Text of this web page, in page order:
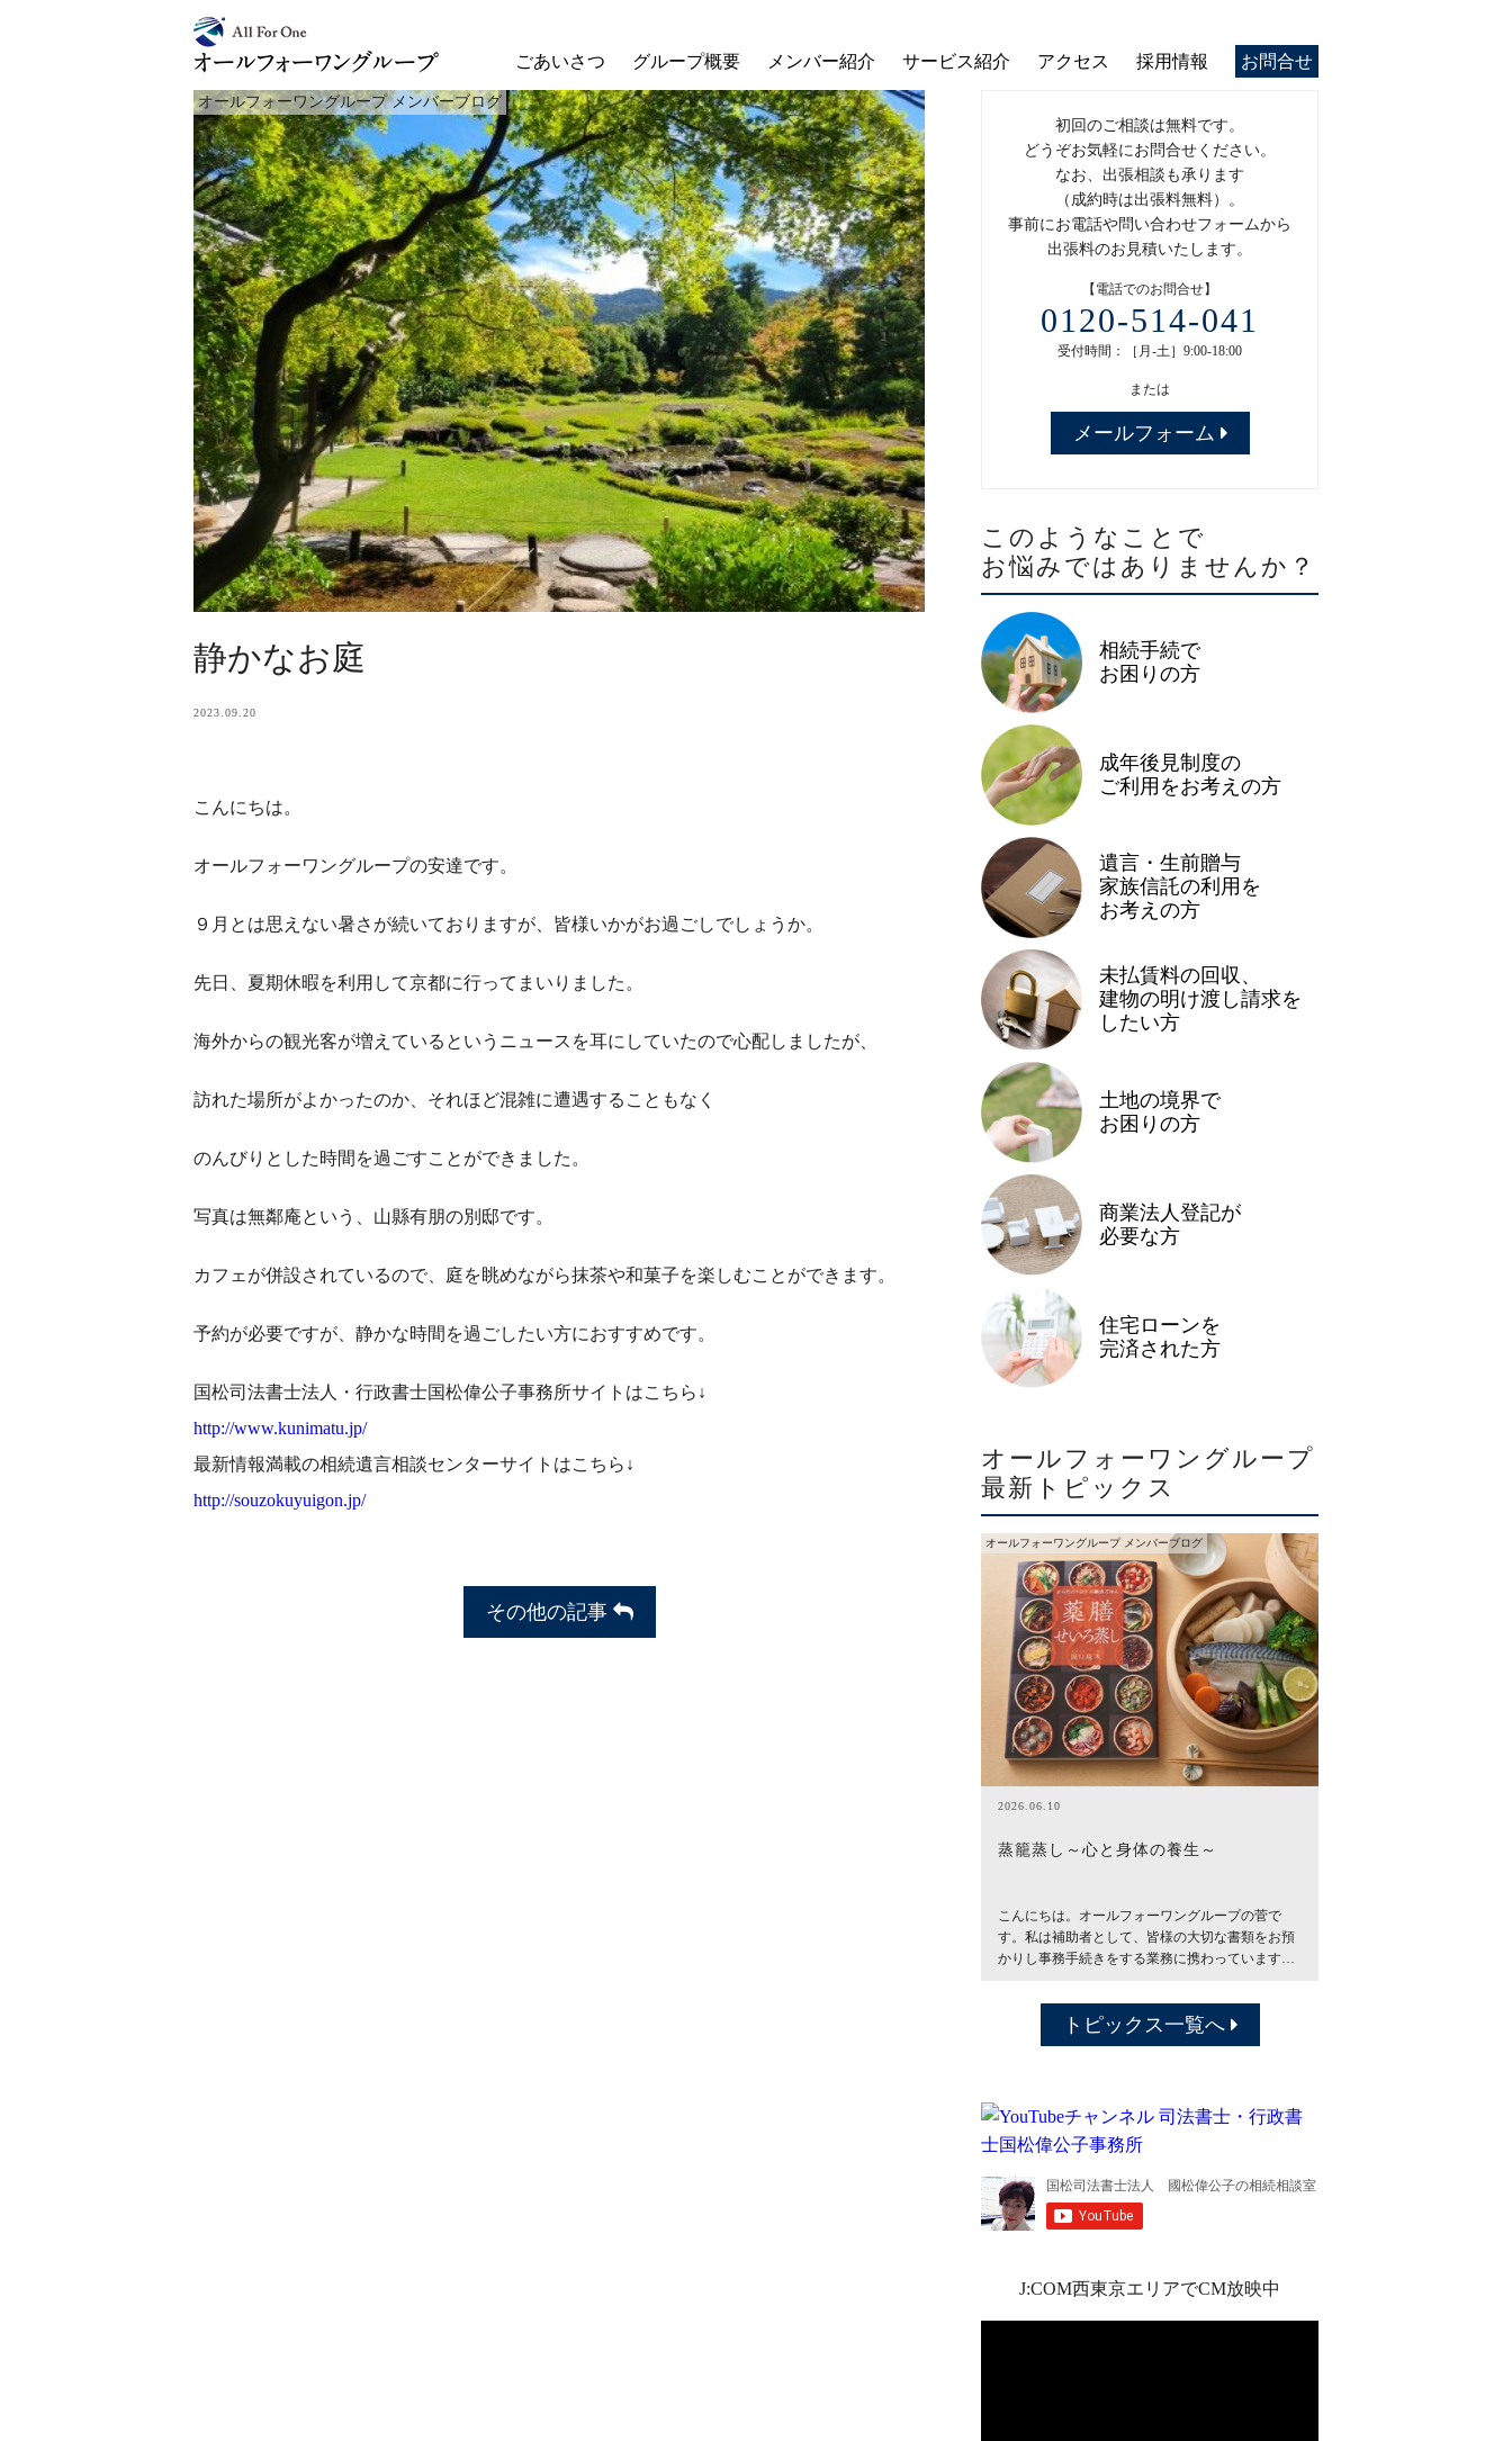
ごあいさつ グループ概要 メンバー紹介 サービス紹介 アクセス 採用情報 お問合せ
オールフォーワングループ メンバーブログ
静かなお庭
2023.09.20
こんにちは。
オールフォーワングループの安達です。
９月とは思えない暑さが続いておりますが、皆様いかがお過ごしでしょうか。
先日、夏期休暇を利用して京都に行ってまいりました。
海外からの観光客が増えているというニュースを耳にしていたので心配しましたが、
訪れた場所がよかったのか、それほど混雑に遭遇することもなく
のんびりとした時間を過ごすことができました。
写真は無鄰庵という、山縣有朋の別邸です。
カフェが併設されているので、庭を眺めながら抹茶や和菓子を楽しむことができます。
予約が必要ですが、静かな時間を過ごしたい方におすすめです。
国松司法書士法人・行政書士国松偉公子事務所サイトはこちら↓
http://www.kunimatu.jp/
最新情報満載の相続遺言相談センターサイトはこちら↓
http://souzokuyuigon.jp/
その他の記事
初回のご相談は無料です。
どうぞお気軽にお問合せください。
なお、出張相談も承ります
（成約時は出張料無料）。
事前にお電話や問い合わせフォームから
出張料のお見積いたします。
【電話でのお問合せ】
0120-514-041
受付時間：［月-土］9:00-18:00
または
メールフォーム
このようなことで
お悩みではありませんか？
相続手続で
お困りの方
成年後見制度の
ご利用をお考えの方
遺言・生前贈与
家族信託の利用を
お考えの方
未払賃料の回収、
建物の明け渡し請求を
したい方
土地の境界で
お困りの方
商業法人登記が
必要な方
住宅ローンを
完済された方
オールフォーワングループ
最新トピックス
オールフォーワングループ メンバーブログ
2026.06.10
蒸籠蒸し～心と身体の養生～
こんにちは。オールフォーワングループの菅で
す。私は補助者として、皆様の大切な書類をお預
かりし事務手続きをする業務に携わっています…
トピックス一覧へ
J:COM西東京エリアでCM放映中